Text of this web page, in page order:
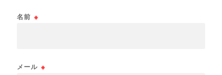
名前 ※
メール ※